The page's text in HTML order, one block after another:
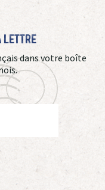
Lettre
dans votre boîte